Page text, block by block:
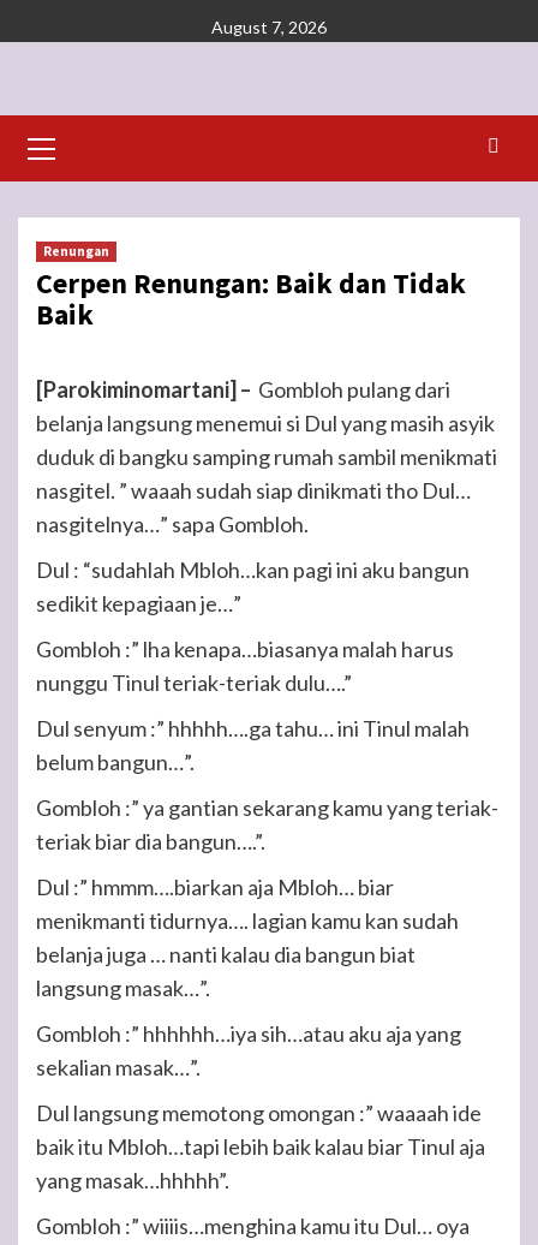
to
August 7, 2026
Menu
Renungan
Cerpen Renungan: Baik dan Tidak
Baik
[Parokiminomartani] – Gombloh pulang dari
belanja langsung menemui si Dul yang masih asyik
duduk di bangku samping rumah sambil menikmati
nasgitel. ” waaah sudah siap dinikmati tho Dul…
nasgitelnya…” sapa Gombloh.
Dul : “sudahlah Mbloh…kan pagi ini aku bangun
sedikit kepagiaan je…”
Gombloh :” lha kenapa…biasanya malah harus
nunggu Tinul teriak-teriak dulu….”
Dul senyum :” hhhhh….ga tahu… ini Tinul malah
belum bangun…”.
Gombloh :” ya gantian sekarang kamu yang teriak-
teriak biar dia bangun….”.
Dul :” hmmm….biarkan aja Mbloh… biar
menikmanti tidurnya…. lagian kamu kan sudah
belanja juga … nanti kalau dia bangun biat
langsung masak…”.
Gombloh :” hhhhhh…iya sih…atau aku aja yang
sekalian masak…”.
Dul langsung memotong omongan :” waaaah ide
baik itu Mbloh…tapi lebih baik kalau biar Tinul aja
yang masak…hhhhh”.
Gombloh :” wiiiis…menghina kamu itu Dul… oya